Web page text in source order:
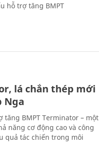
hỗ trợ tăng BMPT
lá chắn thép mới
Nga
BMPT Terminator – một
năng cơ động cao và công
quả tác chiến trong môi